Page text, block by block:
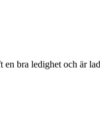
bra ledighet och är